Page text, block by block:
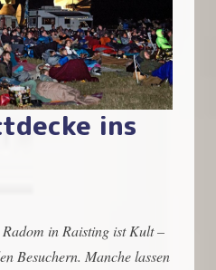
ins
in Raisting ist Kult –
Besuchern. Manche lassen